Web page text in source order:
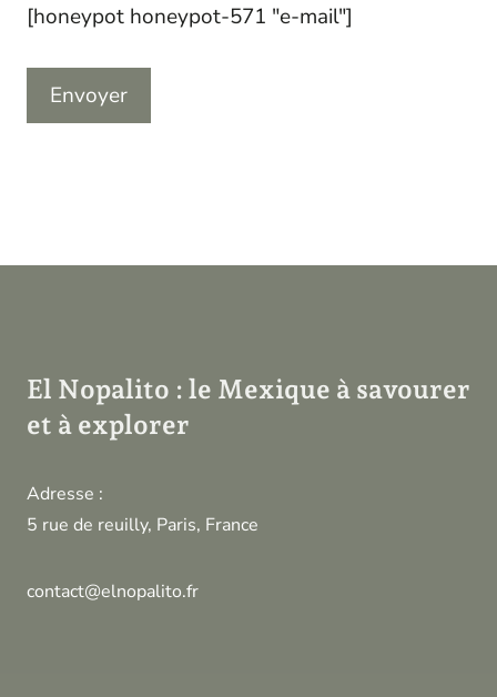
[honeypot honeypot-571 "e-mail"]
El Nopalito : le Mexique à savourer
et à explorer
Adresse :
5 rue de reuilly, Paris, France
contact@elnopalito.fr